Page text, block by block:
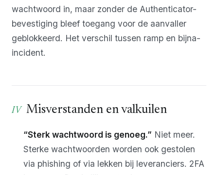
wachtwoord in, maar zonder de Authenticator-
bevestiging bleef toegang voor de aanvaller
geblokkeerd. Het verschil tussen ramp en bijna-
incident.
Misverstanden en valkuilen
“Sterk wachtwoord is genoeg.” Niet meer.
Sterke wachtwoorden worden ook gestolen
via phishing of via lekken bij leveranciers. 2FA